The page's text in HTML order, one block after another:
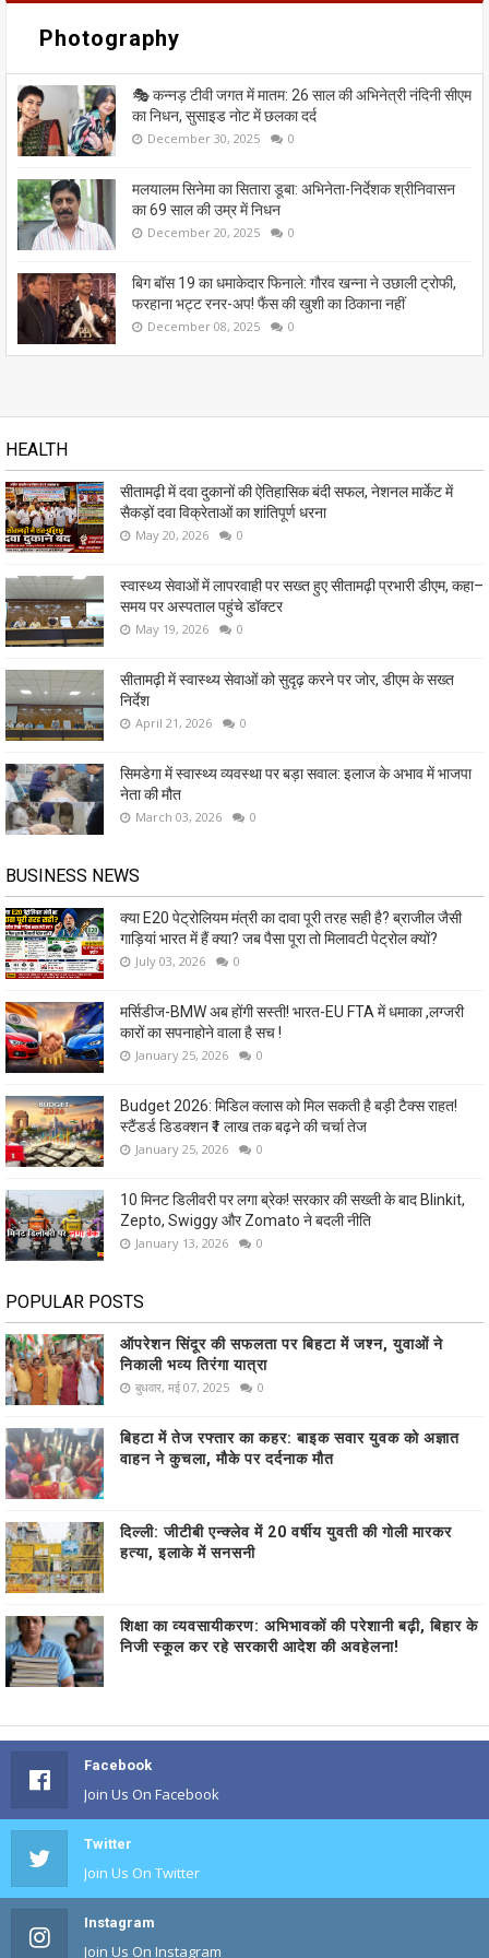
Photography
🎭 कन्नड़ टीवी जगत में मातम: 26 साल की अभिनेत्री नंदिनी सीएम
का निधन, सुसाइड नोट में छलका दर्द
December 30, 2025 0
मलयालम सिनेमा का सितारा डूबा: अभिनेता-निर्देशक श्रीनिवासन
का 69 साल की उम्र में निधन
December 20, 2025 0
बिग बॉस 19 का धमाकेदार फिनाले: गौरव खन्ना ने उछाली ट्रोफी,
फरहाना भट्ट रनर-अप! फैंस की खुशी का ठिकाना नहीं
December 08, 2025 0
HEALTH
सीतामढ़ी में दवा दुकानों की ऐतिहासिक बंदी सफल, नेशनल मार्केट में
सैकड़ों दवा विक्रेताओं का शांतिपूर्ण धरना
May 20, 2026 0
स्वास्थ्य सेवाओं में लापरवाही पर सख्त हुए सीतामढ़ी प्रभारी डीएम, कहा–
समय पर अस्पताल पहुंचे डॉक्टर
May 19, 2026 0
सीतामढ़ी में स्वास्थ्य सेवाओं को सुदृढ़ करने पर जोर, डीएम के सख्त
निर्देश
April 21, 2026 0
सिमडेगा में स्वास्थ्य व्यवस्था पर बड़ा सवाल: इलाज के अभाव में भाजपा
नेता की मौत
March 03, 2026 0
BUSINESS NEWS
क्या E20 पेट्रोलियम मंत्री का दावा पूरी तरह सही है? ब्राजील जैसी
गाड़ियां भारत में हैं क्या? जब पैसा पूरा तो मिलावटी पेट्रोल क्यों?
July 03, 2026 0
मर्सिडीज-BMW अब होंगी सस्ती! भारत-EU FTA में धमाका ,लग्जरी
कारों का सपनाहोने वाला है सच !
January 25, 2026 0
Budget 2026: मिडिल क्लास को मिल सकती है बड़ी टैक्स राहत!
स्टैंडर्ड डिडक्शन ₹1 लाख तक बढ़ने की चर्चा तेज
January 25, 2026 0
10 मिनट डिलीवरी पर लगा ब्रेक! सरकार की सख्ती के बाद Blinkit,
Zepto, Swiggy और Zomato ने बदली नीति
January 13, 2026 0
POPULAR POSTS
ऑपरेशन सिंदूर की सफलता पर बिहटा में जश्न, युवाओं ने
निकाली भव्य तिरंगा यात्रा
बुधवार, मई 07, 2025 0
बिहटा में तेज रफ्तार का कहर: बाइक सवार युवक को अज्ञात
वाहन ने कुचला, मौके पर दर्दनाक मौत
दिल्ली: जीटीबी एन्क्लेव में 20 वर्षीय युवती की गोली मारकर
हत्या, इलाके में सनसनी
शिक्षा का व्यवसायीकरण: अभिभावकों की परेशानी बढ़ी, बिहार के
निजी स्कूल कर रहे सरकारी आदेश की अवहेलना!
Facebook
Join Us On Facebook
Twitter
Join Us On Twitter
Instagram
Join Us On Instagram